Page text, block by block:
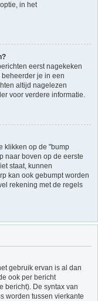
in het
eerst nagekeken
je in een
altijd nagelezen
voor verdere informatie.
klikken op de "bump
naar boven op de eerste
staat, kunnen
kan ook gebumpt worden
rekening met de regels
gebruik ervan is al dan
ook per bericht
bericht). De syntax van
worden tussen vierkante